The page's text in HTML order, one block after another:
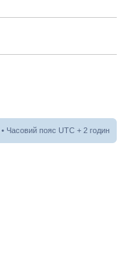
• Часовий пояс UTC + 2 годин